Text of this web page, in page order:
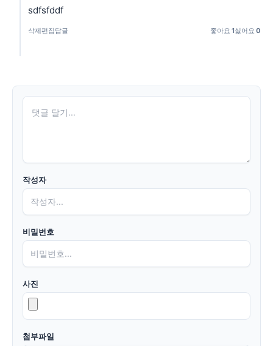
sdfsfddf
삭제편집답글 좋아요 1싫어요 0
작성자
비밀번호
사진
첨부파일